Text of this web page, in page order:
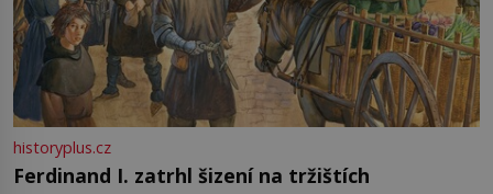
historyplus.cz
Ferdinand I. zatrhl šizení na tržištích